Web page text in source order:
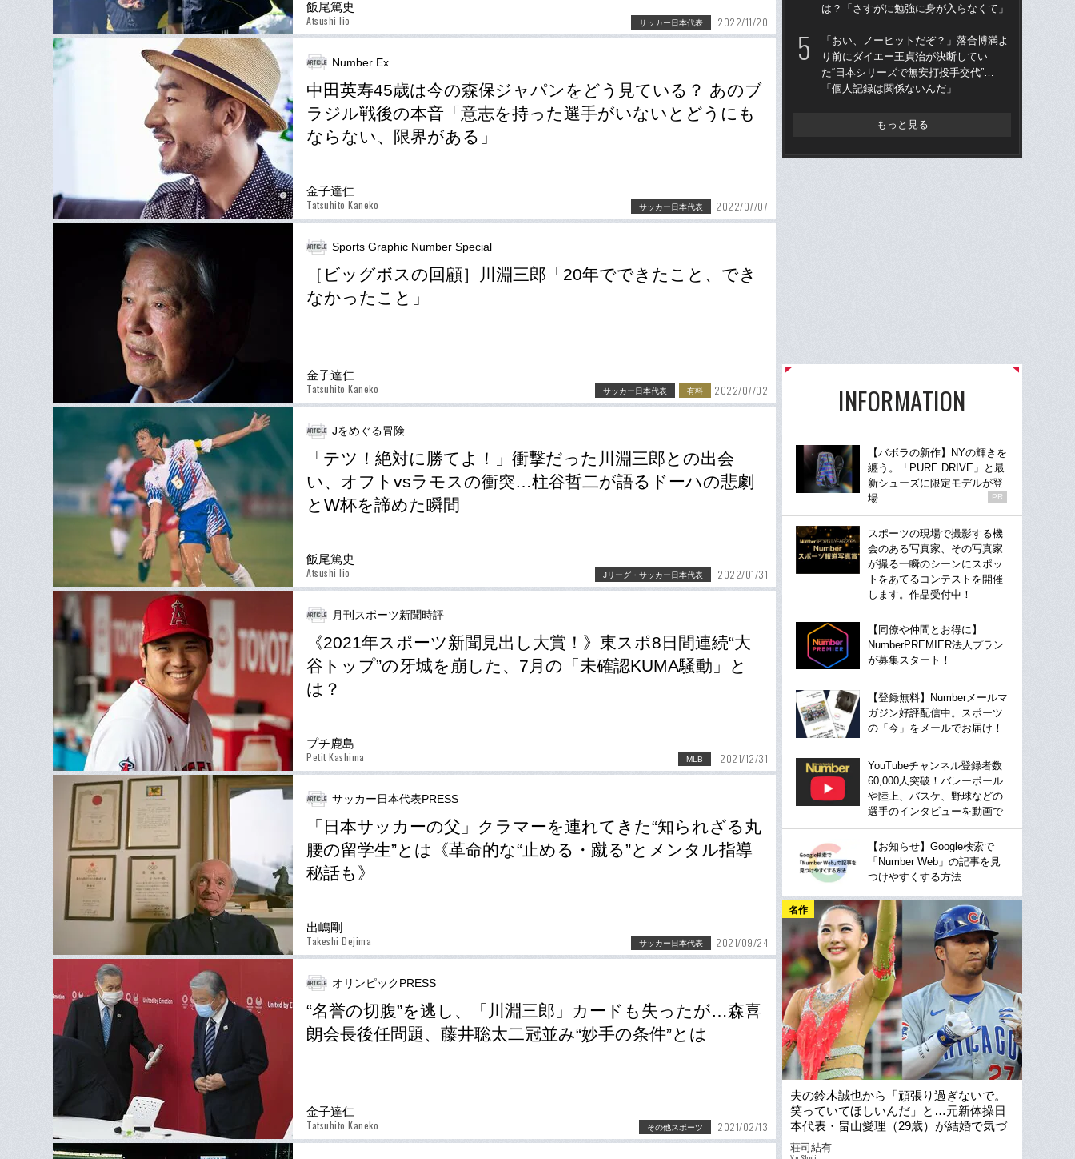
飯尾篤史
Atsushi Iio サッカー日本代表 2022/11/20
Number Ex
中田英寿45歳は今の森保ジャパンをどう見ている？ あのブ
ラジル戦後の本音「意志を持った選手がいないとどうにも
ならない、限界がある」
金子達仁
Tatsuhito Kaneko サッカー日本代表 2022/07/07
Sports Graphic Number Special
［ビッグボスの回顧］川淵三郎「20年でできたこと、でき
なかったこと」
金子達仁
Tatsuhito Kaneko サッカー日本代表 有料 2022/07/02
Jをめぐる冒険
「テツ！絶対に勝てよ！」衝撃だった川淵三郎との出会
い、オフトvsラモスの衝突…柱谷哲二が語るドーハの悲劇
とW杯を諦めた瞬間
飯尾篤史
Atsushi Iio Jリーグ・サッカー日本代表 2022/01/31
月刊スポーツ新聞時評
《2021年スポーツ新聞見出し大賞！》東スポ8日間連続“大
谷トップ”の牙城を崩した、7月の「未確認KUMA騒動」と
は？
プチ鹿島
Petit Kashima MLB 2021/12/31
サッカー日本代表PRESS
「日本サッカーの父」クラマーを連れてきた“知られざる丸
腰の留学生”とは《革命的な“止める・蹴る”とメンタル指導
秘話も》
出嶋剛
Takeshi Dejima サッカー日本代表 2021/09/24
オリンピックPRESS
“名誉の切腹”を逃し、「川淵三郎」カードも失ったが…森喜
朗会長後任問題、藤井聡太二冠並み“妙手の条件”とは
金子達仁
Tatsuhito Kaneko その他スポーツ 2021/02/13
は？「さすがに勉強に身が入らなくて」
「おい、ノーヒットだぞ？」落合博満よ
り前にダイエー王貞治が決断してい
た“日本シリーズで無安打投手交代”…
「個人記録は関係ないんだ」
もっと見る
INFORMATION
【バボラの新作】NYの輝きを
纏う。「PURE DRIVE」と最
新シューズに限定モデルが登
場
PR
スポーツの現場で撮影する機
会のある写真家、その写真家
が撮る一瞬のシーンにスポッ
トをあてるコンテストを開催
します。作品受付中！
【同僚や仲間とお得に】
NumberPREMIER法人プラン
が募集スタート！
【登録無料】Numberメールマ
ガジン好評配信中。スポーツ
の「今」をメールでお届け！
YouTubeチャンネル登録者数
60,000人突破！バレーボール
や陸上、バスケ、野球などの
選手のインタビューを動画で
【お知らせ】Google検索で
「Number Web」の記事を見
つけやすくする方法
名作
夫の鈴木誠也から「頑張り過ぎないで。
笑っていてほしいんだ」と…元新体操日
本代表・畠山愛理（29歳）が結婚で気づ
いた“理想の妻”幻想
荘司結有